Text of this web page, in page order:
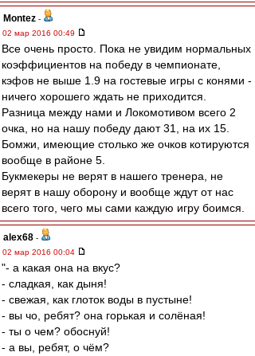
Montez -
02 мар 2016 00:49
Все очень просто. Пока не увидим нормальных
коэффициентов на победу в чемпионате,
кэфов не выше 1.9 на гостевые игры с конями -
ничего хорошего ждать не приходится.
Разница между нами и Локомотивом всего 2
очка, но на нашу победу дают 31, на их 15.
Бомжи, имеющие столько же очков котируются
вообще в районе 5.
Букмекеры не верят в нашего тренера, не
верят в нашу оборону и вообще ждут от нас
всего того, чего мы сами каждую игру боимся.
alex68 -
02 мар 2016 00:04
"- а какая она на вкус?
- сладкая, как дыня!
- свежая, как глоток воды в пустыне!
- вы чо, ребят? она горькая и солёная!
- ты о чем? обоснуй!
- а вы, ребят, о чём?